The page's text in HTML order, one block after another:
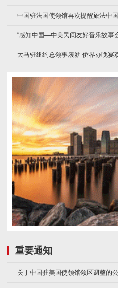
中国驻法国使领馆再次提醒旅法中
“感知中国—中美民间友好音乐故事
大马驻纽约总领事履新 侨界办晚宴
重要通知
关于中国驻美国使领馆领区调整的